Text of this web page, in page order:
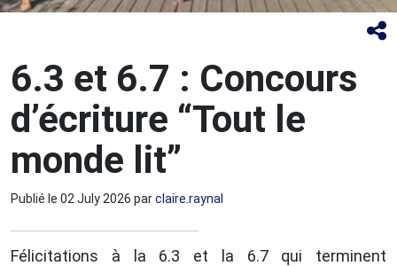
6.3 et 6.7 : Concours
d’écriture “Tout le
monde lit”
Publié le 02 July 2026 parclaire.raynal
Félicitations à la 6.3 et la 6.7 qui terminent